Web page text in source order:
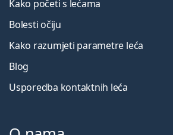
Kako početi s lećama
Bolesti očiju
Kako razumjeti parametre leća
Blog
Usporedba kontaktnih leća